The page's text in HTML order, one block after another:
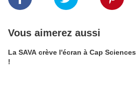
Vous aimerez aussi
La SAVA crève l'écran à Cap Sciences
!